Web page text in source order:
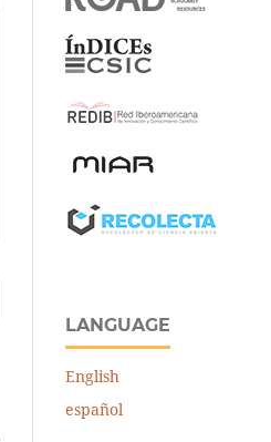
LANGUAGE
English
español